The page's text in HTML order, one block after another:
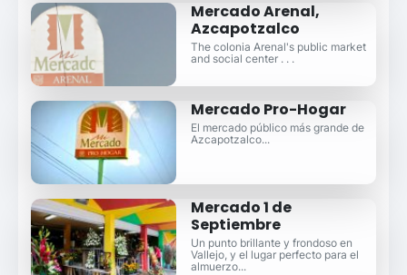
Mercado Arenal,
Azcapotzalco
The colonia Arenal's public market
and social center . . .
Mercado Pro-Hogar
El mercado público más grande de
Azcapotzalco...
Mercado 1 de
Septiembre
Un punto brillante y frondoso en
Vallejo, y el lugar perfecto para el
almuerzo...